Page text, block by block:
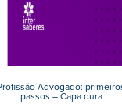
Advogado:
passos – Capa dura